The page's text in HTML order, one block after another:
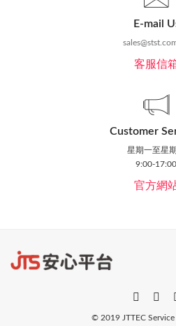
E-mail
客服信
Customer
星期一至星
9:00-17:00
官方網
© 2019 JTTEC Service